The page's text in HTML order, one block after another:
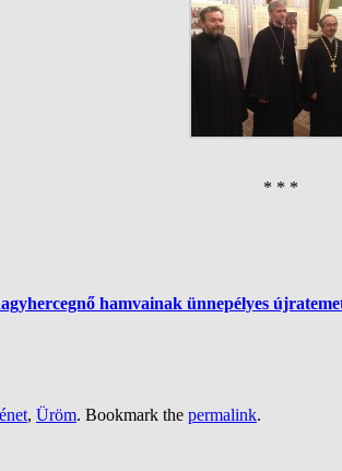
* * *
hamvainak ünnepélyes
, Üröm. Bookmark the permalink.